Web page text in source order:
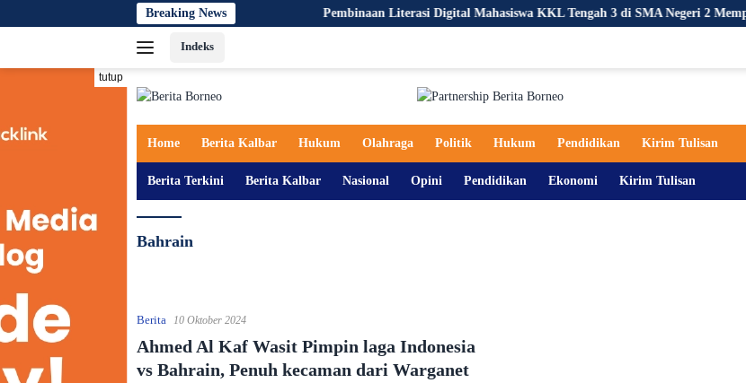
ke
Breaking News Pembinaan Literasi Digital Mahasiswa KKL Tengah 3 di SMA Negeri 2 Mempawah Hilir
Indeks
tutup
Home Berita Kalbar Hukum Olahraga Politik Hukum Pendidikan Kirim Tulisan
Berita Terkini Berita Kalbar Nasional Opini Pendidikan Ekonomi Kirim Tulisan
Bahrain
Berita 10 Oktober 2024
Ahmed Al Kaf Wasit Pimpin laga Indonesia
vs Bahrain, Penuh kecaman dari Warganet